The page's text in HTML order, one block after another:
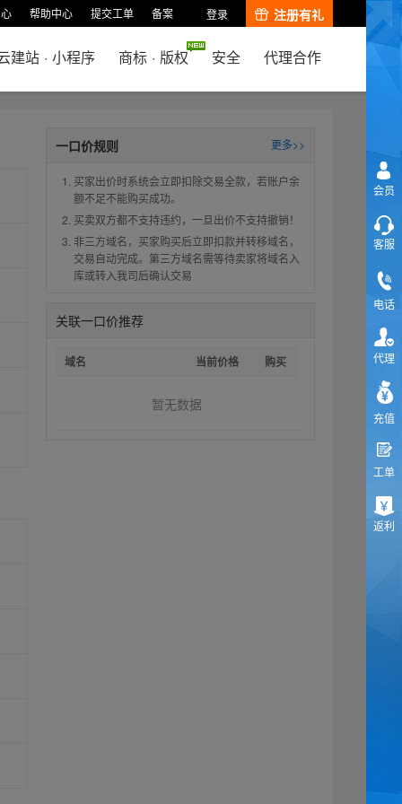
帮助中心 提交工单 备案 登录 注册有礼
建站 · 小程序 商标 · 版权 安全 代理合作
一口价规则 更多>>
买家出价时系统会立即扣除交易全款，若账户余
额不足不能购买成功。
买卖双方都不支持违约，一旦出价不支持撤销！
非三方域名，买家购买后立即扣款并转移域名，
交易自动完成。第三方域名需等待卖家将域名入
库或转入我司后确认交易
关联一口价推荐
域名 当前价格 购买
暂无数据
会员
客服
电话
代理
充值
工单
返利